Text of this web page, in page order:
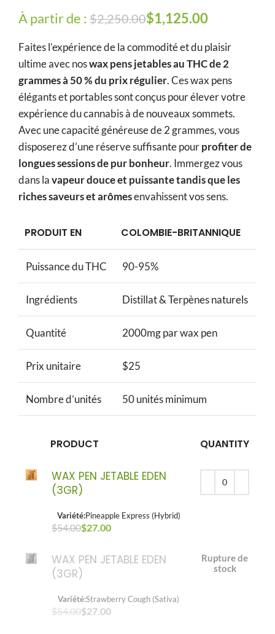
À partir de : $2,250.00Le prix initial
$1,125.00
$1,125.00.
Faites l’expérience de la commodité et du plaisir
ultime avec noswax pens jetables au THC de 2
grammes à 50 % du prix régulier. Ces wax pens
élégants et portables sont conçus pour élever votre
expérience du cannabis à de nouveaux sommets.
Avec une capacité généreuse de 2 grammes, vous
disposerez d’une réserve suffisante pourprofiter de
longues sessions de pur bonheur. Immergez vous
dans lavapeur douce et puissante tandis que les
riches saveurs et arômesenvahissent vos sens.
PRODUIT EN COLOMBIE-BRITANNIQUE
Puissance du THC 90-95%
Ingrédients Distillat & Terpènes naturels
Quantité 2000mg par wax pen
Prix unitaire $25
Nombre d’unités 50 unités minimum
PRODUCT QUANTITY
WAX PEN JETABLE EDEN
(3GR)
Variété:Pineapple Express (Hybrid)
$54.00Le prix initial était : $54.00.
$27.00
WAX PEN JETABLE EDEN
(3GR)
Variété:Strawberry Cough (Sativa)
$54.00$27.00
Rupture de
stock